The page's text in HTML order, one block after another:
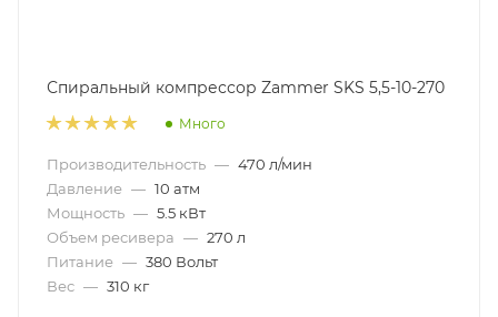
Спиральный компрессор Zammer SKS 5,5-10-270
Много
Производительность — 470 л/мин
Давление — 10 атм
Мощность — 5.5 кВт
Объем ресивера — 270 л
Питание — 380 Вольт
Вес — 310 кг